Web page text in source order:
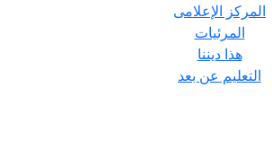
المركز الإعلامى
المرئيات
هذا ديننا
التعليم عن بعد